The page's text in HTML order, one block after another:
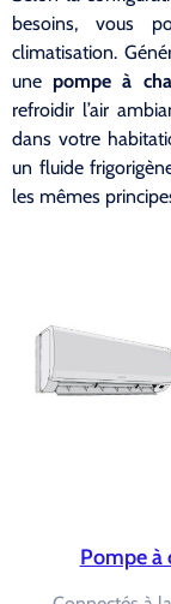
besoins, vous
climatisation.
une pompe à
refroidir l’air
dans votre
un fluide
les mêmes
Pompe